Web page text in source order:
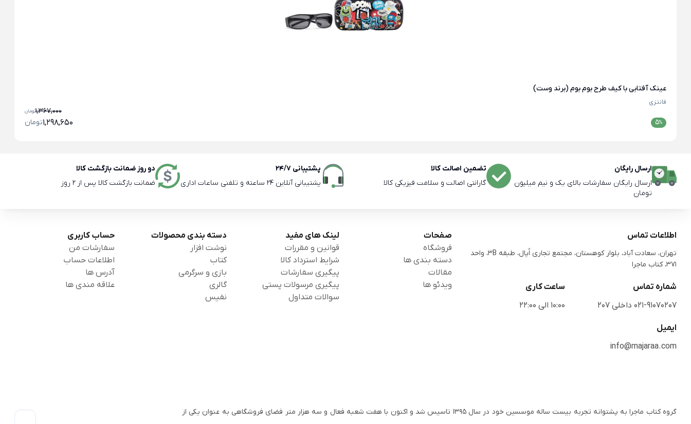
عینک آفتابی با کیف طرح بوم بوم (برند وست)
فانتزی
تومان1,367,000
%
5 تومان1,298,650
ارسال رایگان
ارسال رایگان سفارشات بالای یک و نیم میلیون
تومان
تضمین اصالت کالا
گارانتی اصالت و سلامت فیزیکی کالا
پشتیبانی 24/7
پشتیبانی آنلاین 24 ساعته و تلفنی ساعات اداری
دو روز ضمانت بازگشت کالا
ضمانت بازگشت کالا پس از 2 روز
اطلاعات تماس
تهران، سعادت آباد، بلوار کوهستان، مجتمع تجاری اُپال، طبقه 3B، واحد
371، کتاب ماجرا
شماره تماس
021-91070207 داخلی 207
ساعت کاری
10:00 الی 22:00
ایمیل
info@majaraa.com
صفحات
فروشگاه
دسته بندی ها
مقالات
ویدئو ها
لینک های مفید
قوانین و مقررات
شرایط استرداد کالا
پیگیری سفارشات
پیگیری مرسولات پستی
سوالات متداول
دسته بندی محصولات
نوشت افزار
کتاب
بازی و سرگرمی
گالری
نفیس
حساب کاربری
سفارشات من
اطلاعات حساب
آدرس ها
علاقه مندی ها
گروه کتاب ماجرا به پشتوانه تجربه بیست ساله موسسین خود در سال ۱۳۹۵ تاسیس شد و اکنون با هفت شعبه فعال و سه هزار متر فضای فروشگاهی به عنوان یکی از